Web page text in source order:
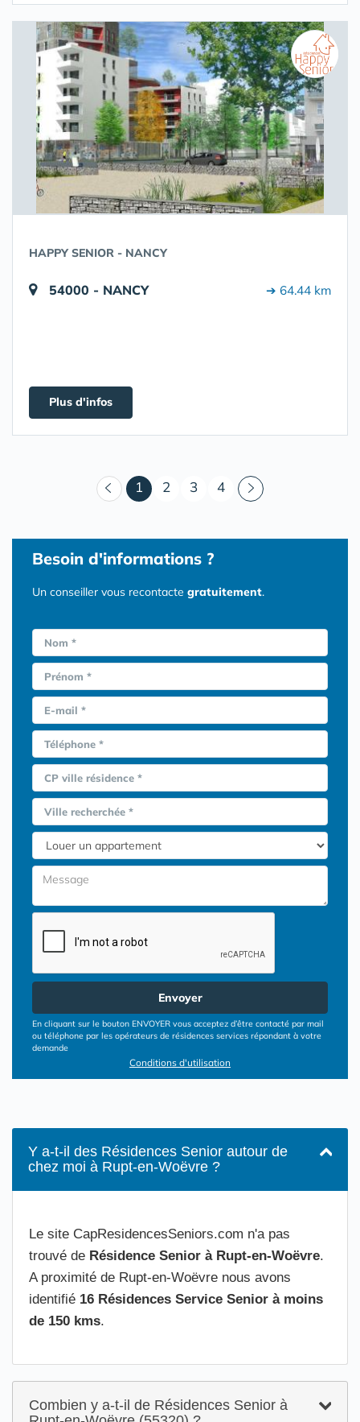
HAPPY SENIOR - NANCY
54000 - NANCY ➔ 64.44 km
Plus d'infos
1 (courant)
2 3 4
Besoin d'informations ?
Un conseiller vous recontacte gratuitement.
Nom *
Prénom *
E-mail *
Téléphone *
CP ville résidence *
Ville recherchée *
Envoyer
En cliquant sur le bouton ENVOYER vous acceptez d’être contacté par mail
ou téléphone par les opérateurs de résidences services répondant à votre
demande
Conditions d'utilisation
Y a-t-il des Résidences Senior autour de
chez moi à Rupt-en-Woëvre ?
Le site CapResidencesSeniors.com n'a pas
trouvé de Résidence Senior à Rupt-en-Woëvre.
A proximité de Rupt-en-Woëvre nous avons
identifié 16 Résidences Service Senior à moins
de 150 kms.
Combien y a-t-il de Résidences Senior à